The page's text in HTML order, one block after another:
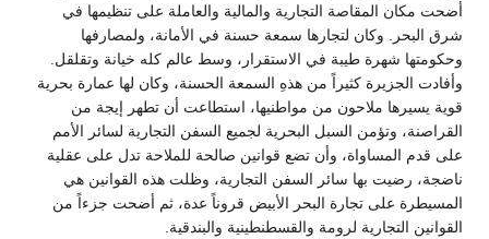
أضحت مكان المقاصة التجارية والمالية والعاملة على تنظيمها في
شرق البحر. وكان لتجارها سمعة حسنة في الأمانة، ولمصارفها
وحكومتها شهرة طيبة في الاستقرار، وسط عالم كله خيانة وتقلقل.
وأفادت الجزيرة كثيراً من هذهِ السمعة الحسنة، وكان لها عمارة بحرية
قوية يسيرها ملاحون من مواطنيها، استطاعت أن تطهر إيجة من
القراصنة، وتؤمن السبل البحرية لجميع السفن التجارية لسائر الأمم
على قدم المساواة، وأن تضع قوانين صالحة للملاحة تدل على عقلية
ناضجة، رضيت بها سائر السفن التجارية، وظلت هذه القوانين هي
المسيطرة على تجارة البحر الأبيض قروناً عدة، ثم أضحت جزءاً من
القوانين التجارية لرومة والقسطنطينية والبندقية.